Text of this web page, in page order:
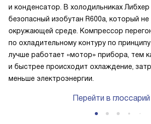
и конденсатор. В холодильниках Либхер
безопасный изобутан R600a, который
окружающей среде. Компрессор
по охладительному контуру по
лучше работает «мотор» прибора, тем
и быстрее происходит охлаждение,
меньше электроэнергии.
Перейти в глоссарий